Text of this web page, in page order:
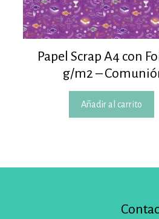
Papel Scrap A4 con
g/m2 –
Añadir al carrito